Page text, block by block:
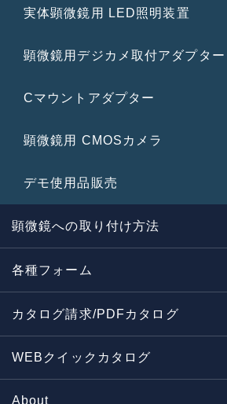
実体顕微鏡用 LED照明装置
顕微鏡用デジカメ取付アダプター
Cマウントアダプター
顕微鏡用 CMOSカメラ
デモ使用品販売
顕微鏡への取り付け方法
各種フォーム
カタログ請求/PDFカタログ
WEBクイックカタログ
About